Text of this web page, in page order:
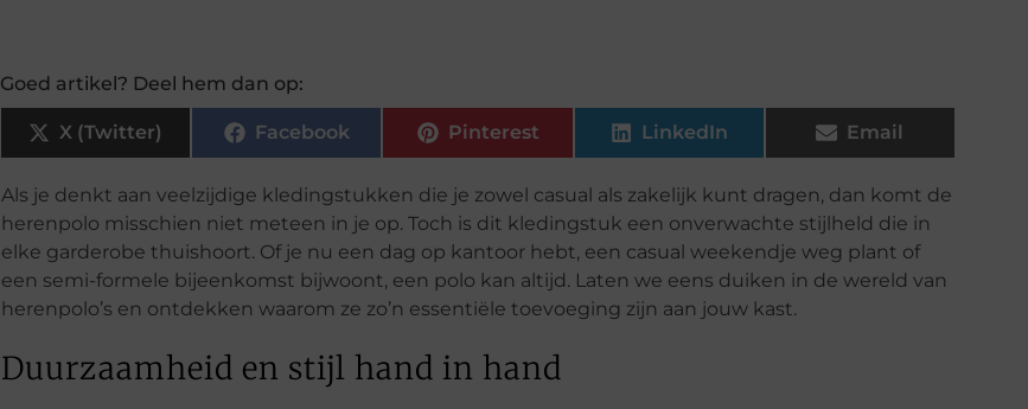
Goed artikel? Deel hem dan op:
X (Twitter) Facebook Pinterest LinkedIn Email
Als je denkt aan veelzijdige kledingstukken die je zowel casual als zakelijk kunt dragen, dan komt de
herenpolo misschien niet meteen in je op. Toch is dit kledingstuk een onverwachte stijlheld die in
elke garderobe thuishoort. Of je nu een dag op kantoor hebt, een casual weekendje weg plant of
een semi-formele bijeenkomst bijwoont, een polo kan altijd. Laten we eens duiken in de wereld van
herenpolo’s en ontdekken waarom ze zo’n essentiële toevoeging zijn aan jouw kast.
Duurzaamheid en stijl hand in hand